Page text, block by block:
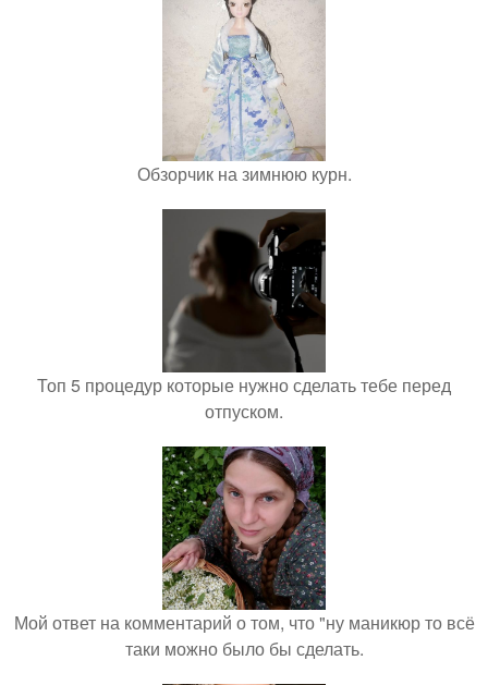
Обзорчик на зимнюю курн.
Топ 5 процедур которые нужно сделать тебе перед
отпуском.
Мой ответ на комментарий о том, что "ну маникюр то всё
таки можно было бы сделать.